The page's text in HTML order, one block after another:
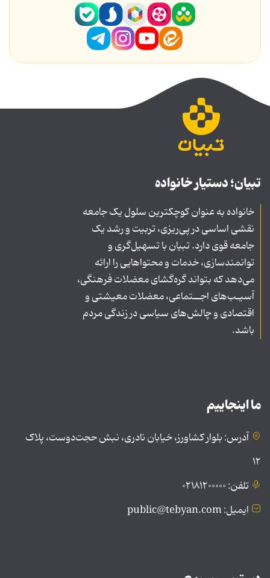
تبیان؛ دستیار خانواده
خانواده به عنوان کوچکترین سلول یک جامعه
نقشی اساسی در پی‌ریزی، تربیت و رشد یک
جامعه قوی دارد. تبیان با تسهیل‌گری و
توانمندسازی، خدمات و محتواهایی را ارائه
می‌دهد که بتواند گره‌گشای معضلات فرهنگی،
آسیـب‌های اجــتماعی، معضلات معیشتی و
اقتصادی و چالش‌های سیاسی در زندگی مردم
باشد.
ما اینجاییم
آدرس: بلوار کشاورز، خیابان نادری، نبش حجت‌دوست، پلاک
۱۲
تلفن: ۰۲۱۸۱۲۰۰۰۰۰
ایمیل: public@tebyan.com